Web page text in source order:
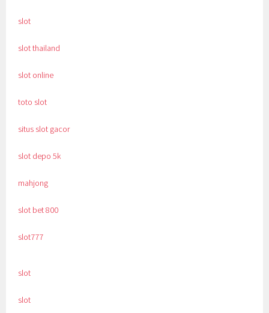
slot
slot thailand
slot online
toto slot
situs slot gacor
slot depo 5k
mahjong
slot bet 800
slot777
slot
slot